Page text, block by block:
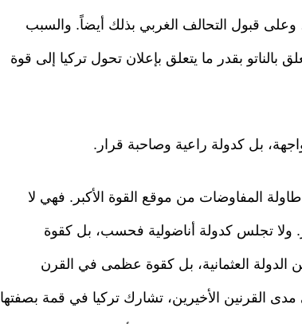
وعلى قبول التحالف الغربي بذلك أيضاً. والسبب
بالناتو بقدر ما يتعلق بإعلان تحول تركيا إلى قوة
بل كدولة راعية وصاحبة قرار.
المفاوضات من موقع القوة الأكبر. فهي لا
ولا تجلس كدولة أناضولية فحسب، بل كقوة
الدولة العثمانية، بل كقوة عظمى في القرن
القرنين الأخيرين، تشارك تركيا في قمة بصفتها